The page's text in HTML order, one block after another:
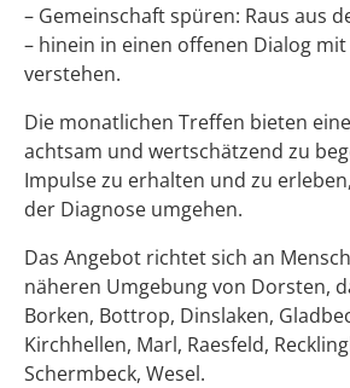
– Gemeinschaft spüren: Raus aus
– hinein in einen offenen Dialog
verstehen.
Die monatlichen Treffen bieten
achtsam und wertschätzend zu
Impulse zu erhalten und zu
der Diagnose umgehen.
Das Angebot richtet sich an
näheren Umgebung von Dorsten,
Borken, Bottrop, Dinslaken,
Kirchhellen, Marl, Raesfeld,
Schermbeck, Wesel.